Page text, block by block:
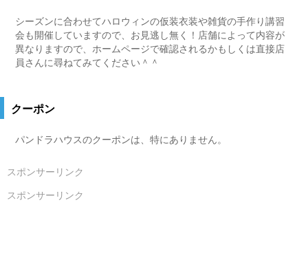
シーズンに合わせてハロウィンの仮装衣装や雑貨の手作り講習
会も開催していますので、お見逃し無く！店舗によって内容が
異なりますので、ホームページで確認されるかもしくは直接店
員さんに尋ねてみてください＾＾
クーポン
パンドラハウスのクーポンは、特にありません。
スポンサーリンク
スポンサーリンク